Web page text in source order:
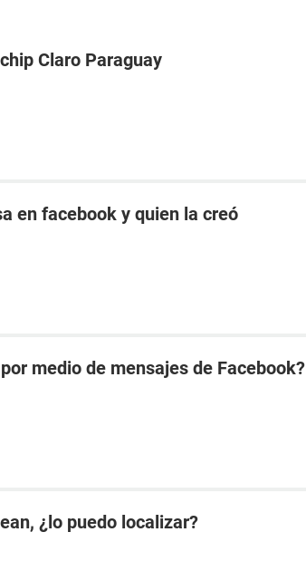
Claro Paraguay
en facebook y quien la creó
medio de mensajes de Facebook?
¿lo puedo localizar?